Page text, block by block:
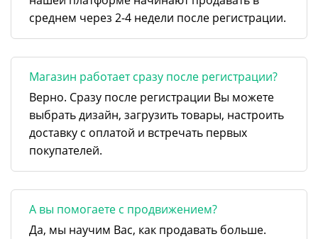
среднем через 2-4 недели после регистрации.
Магазин работает сразу после регистрации?
Верно. Сразу после регистрации Вы можете
выбрать дизайн, загрузить товары, настроить
доставку с оплатой и встречать первых
покупателей.
А вы помогаете с продвижением?
Да, мы научим Вас, как продавать больше.